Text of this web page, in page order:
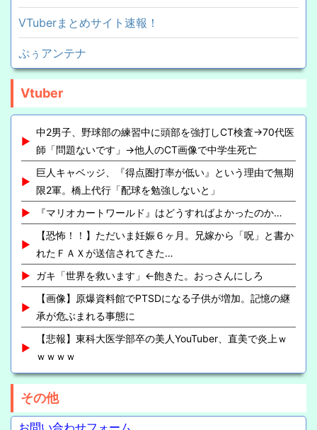
VTuberまとめサイト速報！
ぷぅアンテナ
Vtuber
中2男子、野球部の練習中に頭部を強打しCT検査→70代医
師「問題ないです」→他人のCT画像で中学生死亡
巨人キャベッジ、『得点圏打率が低い』という理由で無期
限2軍。橋上代行「配球を勉強しないと」
『マリオカートワールド』はどうすればよかったのか…
【恐怖！！】ただいま妊娠６ヶ月。兄嫁から「呪」と書か
れたＦＡＸが送信されてきた…
ガキ「世界を救います」←飽きた。おっさんにしろ
【画像】原爆資料館でPTSDになる子供が増加。記憶の継
承が危ぶまれる事態に
【悲報】東科大医学部卒の美人YouTuber、直美で炎上ｗ
ｗｗｗｗ
その他